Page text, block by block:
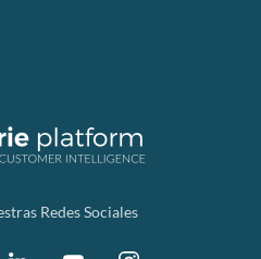
Redes Sociales